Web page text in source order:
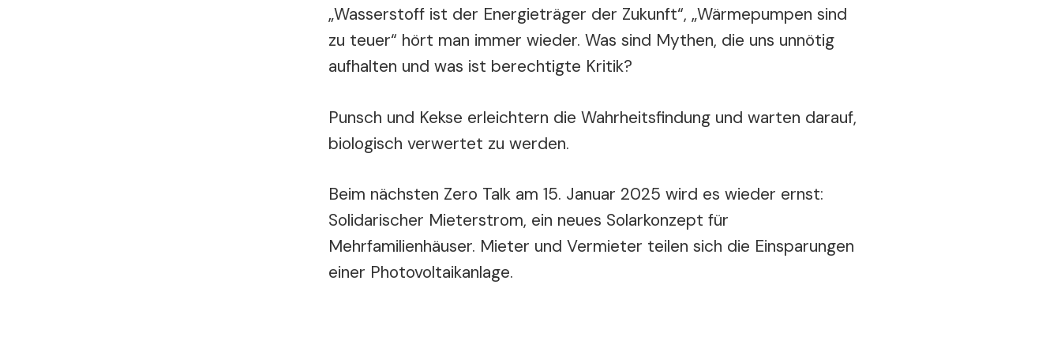
„Wasserstoff ist der Energieträger der Zukunft“, „Wärmepumpen sind
zu teuer“ hört man immer wieder. Was sind Mythen, die uns unnötig
aufhalten und was ist berechtigte Kritik?
Punsch und Kekse erleichtern die Wahrheitsfindung und warten darauf,
biologisch verwertet zu werden.
Beim nächsten Zero Talk am 15. Januar 2025 wird es wieder ernst:
Solidarischer Mieterstrom, ein neues Solarkonzept für
Mehrfamilienhäuser. Mieter und Vermieter teilen sich die Einsparungen
einer Photovoltaikanlage.